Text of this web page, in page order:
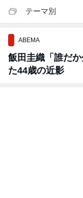
テーマ別
ABEMA
飯田圭織「誰だ
た44歳の近影